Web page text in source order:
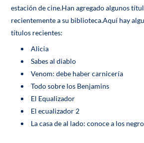
estación de cine.Han agregado algunos
recientemente a su biblioteca.Aquí hay
títulos recientes:
Alicia
Sabes al diablo
Venom: debe haber carnicería
Todo sobre los Benjamins
El Equalizador
El ecualizador 2
La casa de al lado: conoce a los